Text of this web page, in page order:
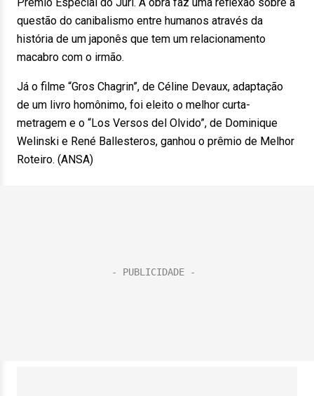
questão do canibalismo entre humanos através da
história de um japonês que tem um relacionamento
macabro com o irmão.
Já o filme “Gros Chagrin”, de Céline Devaux, adaptação
de um livro homônimo, foi eleito o melhor curta-
metragem e o “Los Versos del Olvido”, de Dominique
Welinski e René Ballesteros, ganhou o prêmio de Melhor
Roteiro. (ANSA)